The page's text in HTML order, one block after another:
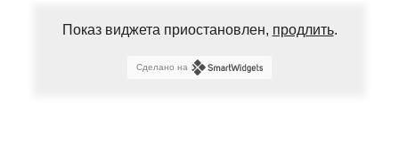
Показ виджета приостановлен, продлить.
Сделано на